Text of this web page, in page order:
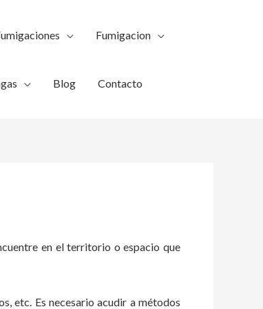
Fumigacion
Blog Contacto
en el territorio o espacio que
etc. Es necesario acudir a métodos